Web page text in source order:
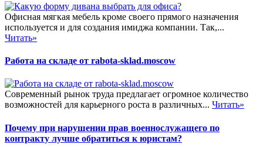
Офисная мягкая мебель кроме своего прямого назначения
используется и для создания имиджа компании. Так,...
Читать»
Работа на складе от rabota-sklad.moscow
Современный рынок труда предлагает огромное количество
возможностей для карьерного роста в различных... Читать»
Почему при нарушении прав военнослужащего по
контракту лучше обратиться к юристам?